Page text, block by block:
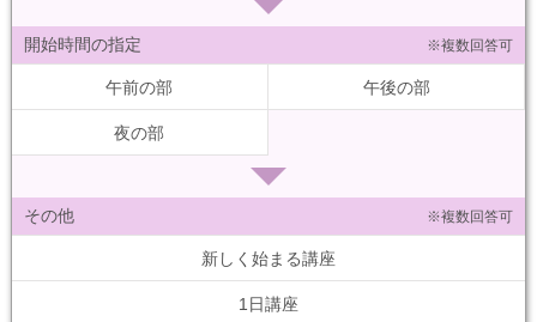
開始時間の指定 ※複数回答可
午前の部 午後の部
夜の部
その他 ※複数回答可
新しく始まる講座
1日講座